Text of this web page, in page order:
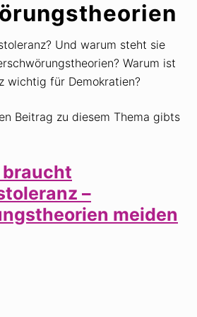
Und warum steht sie
Warum ist
wichtig für Demokratien?
Beitrag zu diesem Thema gibts
braucht
–
meiden